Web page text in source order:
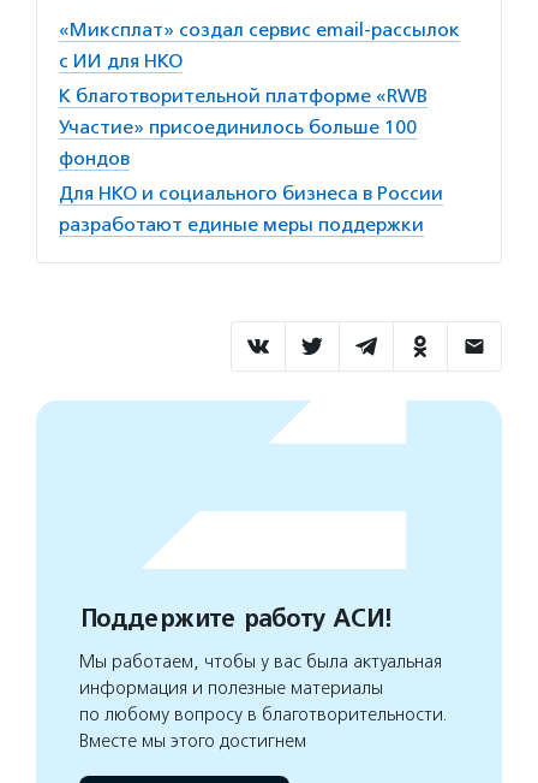
«Миксплат» создал сервис email-рассылок
с ИИ для НКО
К благотворительной платформе «RWB
Участие» присоединилось больше 100
фондов
Для НКО и социального бизнеса в России
разработают единые меры поддержки
Поддержите работу АСИ!
Мы работаем, чтобы у вас была актуальная
информация и полезные материалы
по любому вопросу в благотворительности.
Вместе мы этого достигнем